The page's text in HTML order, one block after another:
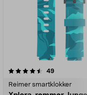
49
Reimer smartklokker
4.5 av 5 stjerner